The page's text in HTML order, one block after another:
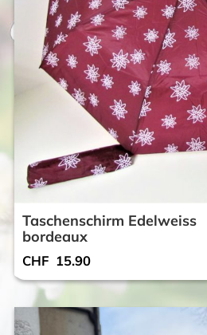
Taschenschirm Edelweiss
bordeaux
CHF 15.90